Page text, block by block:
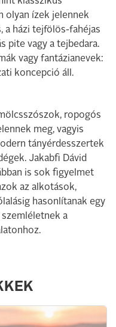
olyan ízek jelennek
a házi tejfölös-fahéjas
pite vagy a tejbedara.
vagy fantázianevek:
koncepció áll.
ropogós
meg, vagyis
tányérdesszertek
Jakabfi Dávid
is sok figyelmet
az alkotások,
hasonlítanak egy
a